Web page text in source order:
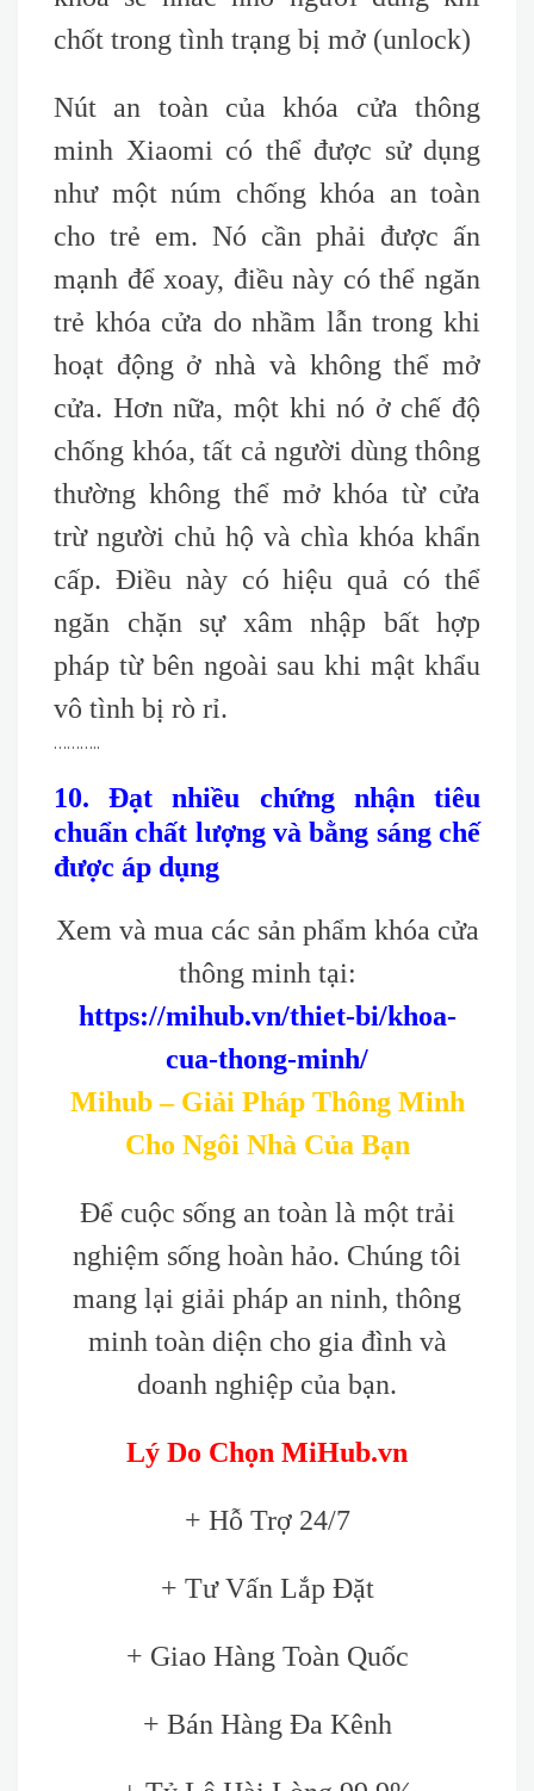
chốt trong tình trạng bị mở (unlock)
Nút an toàn của khóa cửa thông
minh Xiaomi có thể được sử dụng
như một núm chống khóa an toàn
cho trẻ em. Nó cần phải được ấn
mạnh để xoay, điều này có thể ngăn
trẻ khóa cửa do nhầm lẫn trong khi
hoạt động ở nhà và không thể mở
cửa. Hơn nữa, một khi nó ở chế độ
chống khóa, tất cả người dùng thông
thường không thể mở khóa từ cửa
trừ người chủ hộ và chìa khóa khẩn
cấp. Điều này có hiệu quả có thể
ngăn chặn sự xâm nhập bất hợp
pháp từ bên ngoài sau khi mật khẩu
vô tình bị rò rỉ.
………..
10. Đạt nhiều chứng nhận tiêu
chuẩn chất lượng và bằng sáng chế
được áp dụng
Xem và mua các sản phẩm khóa cửa
thông minh tại:
https://mihub.vn/thiet-bi/khoa-
cua-thong-minh/
Mihub – Giải Pháp Thông Minh
Cho Ngôi Nhà Của Bạn
Để cuộc sống an toàn là một trải
nghiệm sống hoàn hảo. Chúng tôi
mang lại giải pháp an ninh, thông
minh toàn diện cho gia đình và
doanh nghiệp của bạn.
Lý Do Chọn MiHub.vn
+ Hỗ Trợ 24/7
+ Tư Vấn Lắp Đặt
+ Giao Hàng Toàn Quốc
+ Bán Hàng Đa Kênh